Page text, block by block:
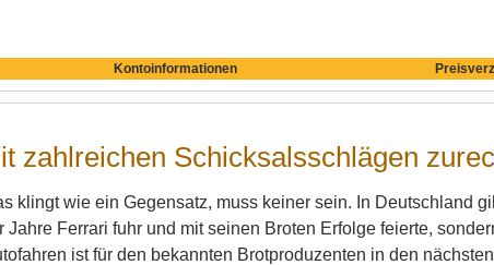
Kontoinformationen
zahlreichen Schicksalsschlägen
klingt wie ein Gegensatz, muss keiner sein. In Deutschland
Jahre Ferrari fuhr und mit seinen Broten Erfolge feierte,
ist für den bekannten Brotproduzenten in den